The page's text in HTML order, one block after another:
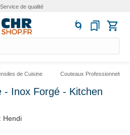
Service de qualité
de Cuisine Couteaux Professionnels
- Inox Forgé - Kitchen
Hendi